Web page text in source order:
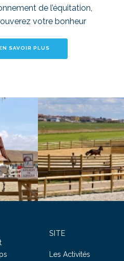
de l’équitation,
votre bonheur
SAVOIR PLUS
SITE
Les Activités